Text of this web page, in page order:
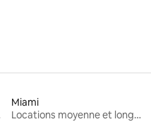
Miami
Locations moyenne et longue durée